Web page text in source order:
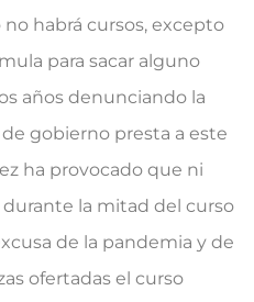
habrá cursos, excepto
para sacar alguno
años denunciando la
gobierno presta a este
ha provocado que ni
la mitad del curso
de la pandemia y de
ofertadas el curso